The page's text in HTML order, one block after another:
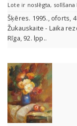
Lote ir noslēgta, solīšana
Šķēres. 1995., oforts,
Žukauskaite - Laika
Rīga, 92. lpp..